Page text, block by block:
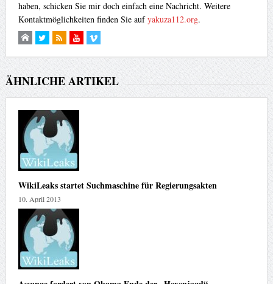
haben, schicken Sie mir doch einfach eine Nachricht. Weitere
Kontaktmöglichkeiten finden Sie aufyakuza112.org.
ÄHNLICHE ARTIKEL
WikiLeaks startet Suchmaschine für Regierungsakten
10. April 2013